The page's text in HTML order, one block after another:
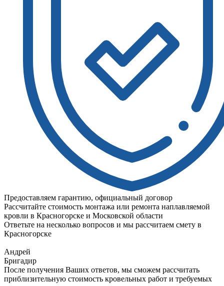
Предоставляем гарантию, официальный договор
Рассчитайте стоимость монтажа или ремонта наплавляемой
кровли в Красногорске и Московской области
Ответьте на несколько вопросов и мы рассчитаем смету в
Красногорске
Андрей
Бригадир
После получения Ваших ответов, мы сможем рассчитать
приблизительную стоимость кровельных работ и требуемых